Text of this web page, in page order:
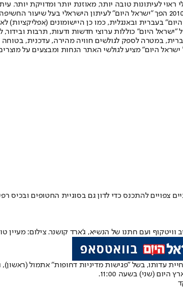
לעיתונות טובה יותר, מאוזנת יותר ומדויקת יותר.
תשלום. המהדורה המודפסת הראשונה פורסמה ב-30 ביולי 2007, וב-2010 הפך
היום" כוללות ערוצי חדשות ודעות, תרבות ובידור,
בעברית, במטרה לספק לגולשים חוויה מהירה, עדכנית,
היום" מציע לגולשי האתר הנחות ומבצעים על
להתכנס כדי לדון גם בסוגיית החטופים ובכיס
ועם חתנו של הנשיא, ג'ארד קושנר. צילום: מעיין
עדותו, בשל "פגישות מדיניות דחופות" אתמול
(שני) בשעה 11:00.